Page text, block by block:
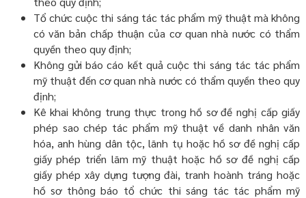
Tổ chức cuộc thi sáng tác tác phẩm mỹ thuật mà không
có văn bản chấp thuận của cơ quan nhà nước có thẩm
quyền theo quy định;
Không gửi báo cáo kết quả cuộc thi sáng tác tác phẩm
mỹ thuật đến cơ quan nhà nước có thẩm quyền theo quy
định;
Kê khai không trung thực trong hồ sơ đề nghị cấp giấy
phép sao chép tác phẩm mỹ thuật về danh nhân văn
hóa, anh hùng dân tộc, lãnh tụ hoặc hồ sơ đề nghị cấp
giấy phép triển lãm mỹ thuật hoặc hồ sơ đề nghị cấp
giấy phép xây dựng tượng đài, tranh hoành tráng hoặc
hồ sơ thông báo tổ chức thi sáng tác tác phẩm mỹ